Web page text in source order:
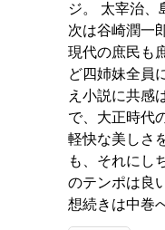
ジ。 太宰治、
次は谷崎潤一
現代の庶民も
ど四姉妹全員
え小説に共感
で、大正時代
軽快な美しさ
も、それにし
のテンポは良
想続きは中巻